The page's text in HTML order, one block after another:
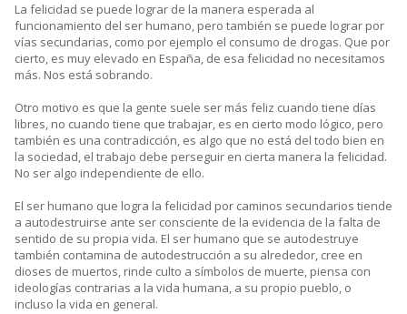
La felicidad se puede lograr de la manera esperada al
funcionamiento del ser humano, pero también se puede lograr por
vías secundarias, como por ejemplo el consumo de drogas. Que por
cierto, es muy elevado en España, de esa felicidad no necesitamos
más. Nos está sobrando.
Otro motivo es que la gente suele ser más feliz cuando tiene días
libres, no cuando tiene que trabajar, es en cierto modo lógico, pero
también es una contradicción, es algo que no está del todo bien en
la sociedad, el trabajo debe perseguir en cierta manera la felicidad.
No ser algo independiente de ello.
El ser humano que logra la felicidad por caminos secundarios tiende
a autodestruirse ante ser consciente de la evidencia de la falta de
sentido de su propia vida. El ser humano que se autodestruye
también contamina de autodestrucción a su alrededor, cree en
dioses de muertos, rinde culto a símbolos de muerte, piensa con
ideologías contrarias a la vida humana, a su propio pueblo, o
incluso la vida en general.